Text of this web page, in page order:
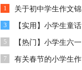
1 关于初中学生作文锦
集七篇
3 【实用】小学生童话
作文4篇
5 【热门】小学生六一
作文3篇
7 有关春节的小学生作